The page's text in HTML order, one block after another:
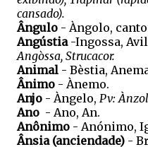
cansado).
Ângulo - Àngolo,
Angústia-Ingossa,
Angòssa, Strucacor.
Animal - Bèstia,
Ânimo - Ànemo.
Anjo - Àngelo, Pv:
Ano - Ano, An.
Anônimo - Anónimo,
Ânsia (anciendade) -